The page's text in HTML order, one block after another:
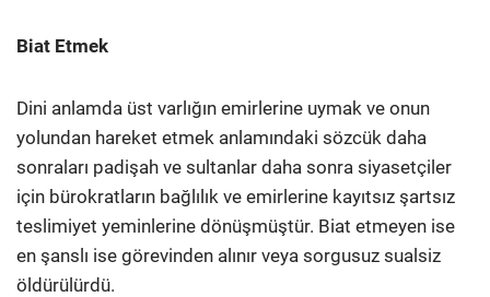
Biat Etmek
Dini anlamda üst varlığın emirlerine uymak ve onun
yolundan hareket etmek anlamındaki sözcük daha
sonraları padişah ve sultanlar daha sonra siyasetçiler
için bürokratların bağlılık ve emirlerine kayıtsız şartsız
teslimiyet yeminlerine dönüşmüştür. Biat etmeyen ise
en şanslı ise görevinden alınır veya sorgusuz sualsiz
öldürülürdü.